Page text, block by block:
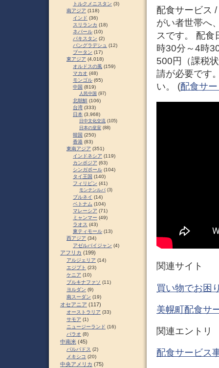
配食サービス
がい者世帯へ
スです。 配食
時30分～4時
500円（課税
請が必要です
い。 (配食サ
関連サイト
買い物でお困
美幌町配食サ
関連エントリ
配食サービス
トルクメニスタン (3)
南アジア (118)
インド (36)
スリランカ (18)
ネパール (10)
パキスタン (2)
バングラデシュ (12)
ブータン (17)
東アジア (4,018)
オルドスの風 (159)
マカオ (48)
モンゴル (65)
中国 (819)
人民中国 (97)
北朝鮮 (106)
台湾 (333)
日本 (3,968)
日中文化交流 (105)
日本の皇室 (88)
韓国 (250)
香港 (83)
東南アジア (351)
インドネシア (119)
カンボジア (63)
シンガポール (104)
タイ王国 (140)
フィリピン (41)
モンテンルパ (3)
ブルネイ (14)
ベトナム (104)
マレーシア (71)
ミャンマー (49)
ラオス (43)
東ティモール (13)
西アジア (34)
アゼルバイジャン (4)
アフリカ (199)
アルジェリア (14)
エジプト (23)
ケニア (10)
ブルキナファソ (11)
ヨルダン (9)
南スーダン (19)
オセアニア (117)
オーストラリア (33)
サモア (1)
ニュージーランド (16)
パラオ (8)
中南米 (45)
バルバドス (2)
メキシコ (20)
中央アメリカ (75)